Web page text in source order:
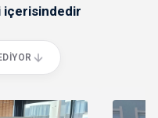
içerisindedir